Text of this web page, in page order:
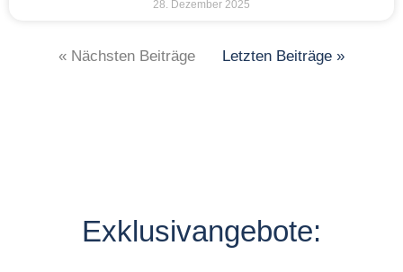
28. Dezember 2025
« Nächsten Beiträge Letzten Beiträge »
Exklusivangebote: